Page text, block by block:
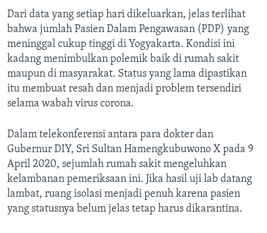
Dari data yang setiap hari dikeluarkan, jelas terlihat
bahwa jumlah Pasien Dalam Pengawasan (PDP) yang
meninggal cukup tinggi di Yogyakarta. Kondisi ini
kadang menimbulkan polemik baik di rumah sakit
maupun di masyarakat. Status yang lama dipastikan
itu membuat resah dan menjadi problem tersendiri
selama wabah virus corona.
Dalam telekonferensi antara para dokter dan
Gubernur DIY, Sri Sultan Hamengkubuwono X pada 9
April 2020, sejumlah rumah sakit mengeluhkan
kelambanan pemeriksaan ini. Jika hasil uji lab datang
lambat, ruang isolasi menjadi penuh karena pasien
yang statusnya belum jelas tetap harus dikarantina.